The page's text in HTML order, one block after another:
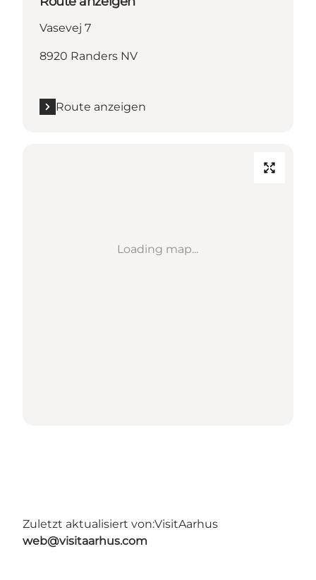
Vasevej 7
8920 Randers NV
Route anzeigen
Loading map...
Zuletzt aktualisiert von:VisitAarhus
web@visitaarhus.com